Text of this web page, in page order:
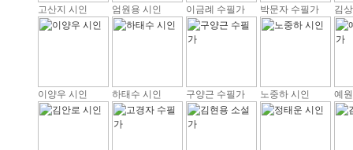
고산지 시인 엄원용 시인 이금례 수필가 박문자 수필가 김
이양우 시인 하태수 시인 구양근 수필가 노중하 시인 예